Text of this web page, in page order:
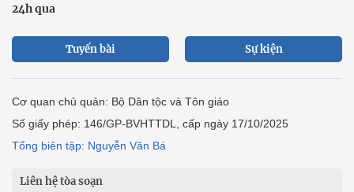
24h qua
Tuyến bài Sự kiện
Cơ quan chủ quản: Bộ Dân tộc và Tôn giáo
Số giấy phép: 146/GP-BVHTTDL, cấp ngày 17/10/2025
Tổng biên tập: Nguyễn Văn Bá
Liên hệ tòa soạn